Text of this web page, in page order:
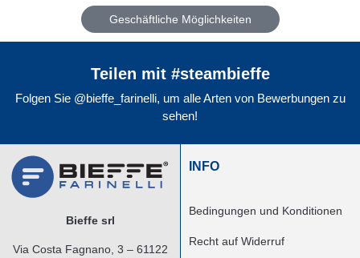
Geschäftliche Möglichkeiten
Teilen mit #steambieffe
Folgen Sie @bieffe_farinelli, um alle Arten von Bewerbungen zu
sehen!
Bieffe srl
Via Costa Fagnano, 3 – 61122
INFO
Bedingungen und Konditionen
Recht auf Widerruf